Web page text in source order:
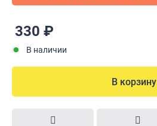
330 ₽
В наличии
В корзину